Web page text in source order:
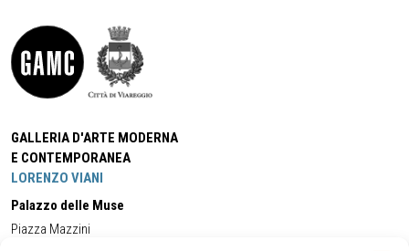
GALLERIA D'ARTE MODERNA
E CONTEMPORANEA
LORENZO VIANI
Palazzo delle Muse
Piazza Mazzini